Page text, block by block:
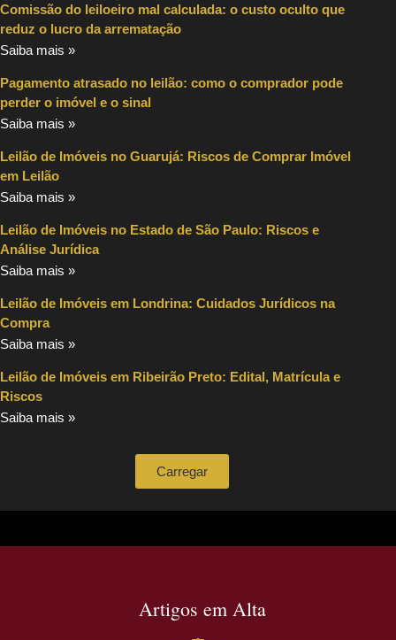
Comissão do leiloeiro mal calculada: o custo oculto que
reduz o lucro da arrematação
Saiba mais »
Pagamento atrasado no leilão: como o comprador pode
perder o imóvel e o sinal
Saiba mais »
Leilão de Imóveis no Guarujá: Riscos de Comprar Imóvel
em Leilão
Saiba mais »
Leilão de Imóveis no Estado de São Paulo: Riscos e
Análise Jurídica
Saiba mais »
Leilão de Imóveis em Londrina: Cuidados Jurídicos na
Compra
Saiba mais »
Leilão de Imóveis em Ribeirão Preto: Edital, Matrícula e
Riscos
Saiba mais »
Carregar
Artigos em Alta